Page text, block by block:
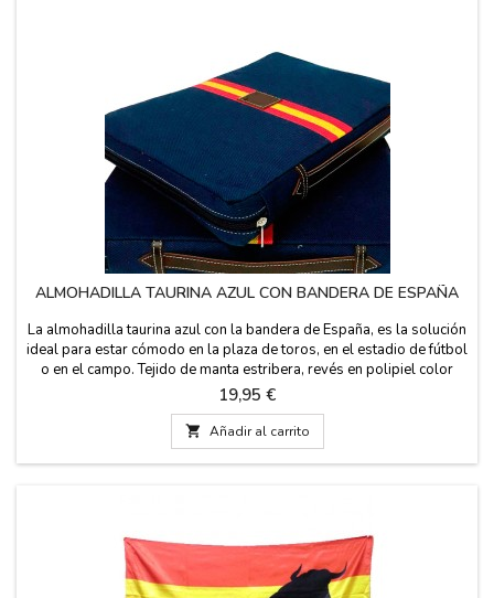
ALMOHADILLA TAURINA AZUL CON BANDERA DE ESPAÑA
La almohadilla taurina azul con la bandera de España, es la solución
ideal para estar cómodo en la plaza de toros, en el estadio de fútbol
o en el campo. Tejido de manta estribera, revés en polipiel color
azul, asa de cuero y cremallera. Te garantizamos la mejor calidad en
los materiales. Hecho en España. Lavable en agua fría. Medida: 37
cm x 27 cm x 5,5...
Precio
19,95 €
 Añadir al carrito